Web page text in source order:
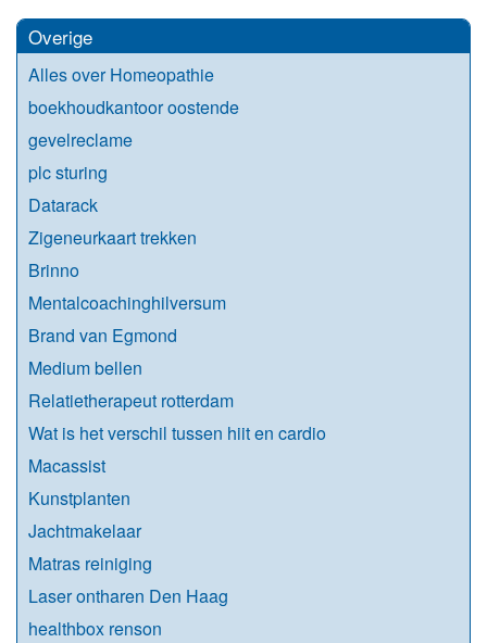
Overige
Alles over Homeopathie
boekhoudkantoor oostende
gevelreclame
plc sturing
Datarack
Zigeneurkaart trekken
Brinno
Mentalcoachinghilversum
Brand van Egmond
Medium bellen
Relatietherapeut rotterdam
Wat is het verschil tussen hiit en cardio
Macassist
Kunstplanten
Jachtmakelaar
Matras reiniging
Laser ontharen Den Haag
healthbox renson